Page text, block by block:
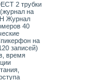
2 трубки
на
Журнал
40
на
записей)
время